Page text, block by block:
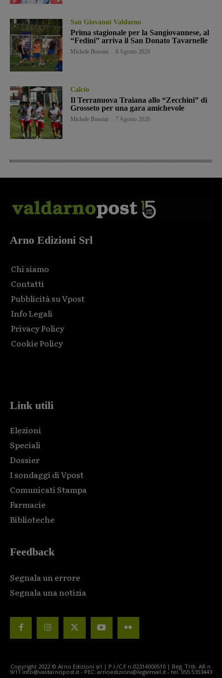
San Giovanni Valdarno
Prima stagionale per la Sangiovannese, al
“Fedini” arriva il San Donato Tavarnelle
Michele Bossini 8 Agosto 2026
Calcio
Il Terranuova Traiana allo “Zecchini” di
Grosseto per una gara amichevole
Michele Bossini 7 Agosto 2026
Arno Edizioni Srl
Chi siamo
Contatti
Pubblicità su Vpost
Info Legali
Privacy Policy
Cookie Policy
Link utili
Elezioni
Speciali
Dossier
I sondaggi di Vpost
Comunicati Stampa
Farmacie
Biblioteche
Feedback
Segnala un errore
Segnala una notizia
Copyright 2022 © Arno Edizioni srl | P.I./C.F n.02314000510 | Reg. Trib. AR n.
9/11 info@valdarnopost.it - PEC: arnoedizioni@legalmail.it - tel. 055.5353443